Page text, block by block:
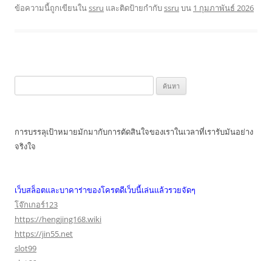
ข้อความนี้ถูกเขียนในssru และติดป้ายกำกับssru บน 1 กุมภาพันธ์ 2026
สำหรับ:
การบรรลุเป้าหมายมักมากับการตัดสินใจของเราในเวลาที่เรารับมันอย่าง
จริงใจ
เว็บสล็อตและบาคาร่าของโครตดีเว็บนี้เล่นแล้วรวยจัดๆ
โจ๊กเกอร์123
https://hengjing168.wiki
https://jin55.net
slot99